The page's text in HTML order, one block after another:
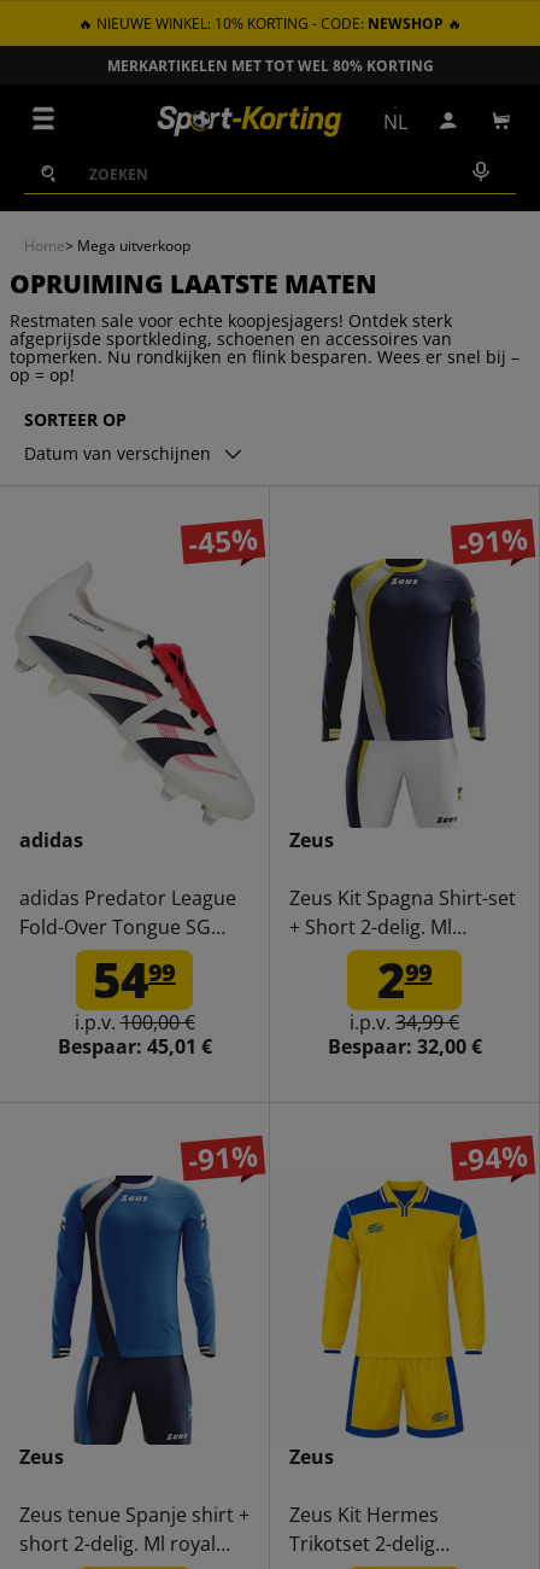
GA NAAR INHOUD
🔥 NIEUWE WINKEL: 10% KORTING - CODE: NEWSHOP 🔥
ZONDER VERZENDKOSTEN VANAF € 100 IN NL
Zoeken
Zoeken
NL Inloggen
Home> Mega uitverkoop
OPRUIMING LAATSTE MATEN
Restmaten sale voor echte koopjesjagers! Ontdek sterk
afgeprijsde sportkleding, schoenen en accessoires van
topmerken. Nu rondkijken en flink besparen. Wees er snel bij –
op = op!
SORTEER OP
Datum van verschijnen
-45%
adidas
adidas Predator League
Fold-Over Tongue SG
Heren Voetbalschoenen
5499
i.p.v.100,00 €
Bespaar: 45,01 €
-91%
Zeus
Zeus Kit Spagna Shirt-set
+ Short 2-delig. Ml
blauw/wit299
i.p.v. 34,99 €
Bespaar: 32,00 €
-91%
Zeus
Zeus tenue Spanje shirt +
short 2-delig. Ml royal
-94%
Zeus
Zeus Kit Hermes
Trikotset 2-delig